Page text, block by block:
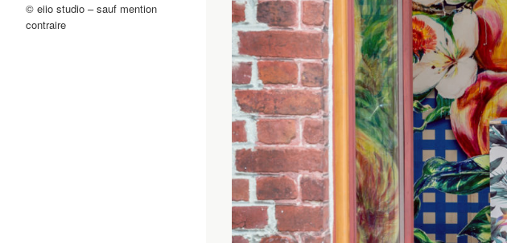
© eiio studio – sauf mention
contraire